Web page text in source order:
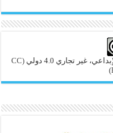
تجاري 4.0 دولي
(CC